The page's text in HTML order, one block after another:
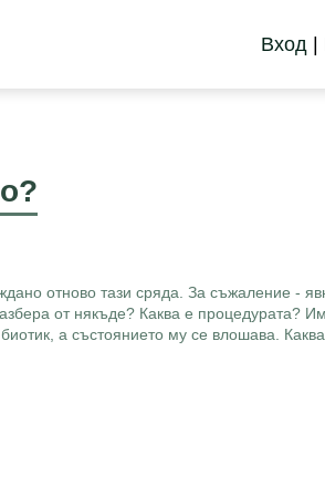
Вход |
отново тази сряда. За съжаление -
от някъде? Каква е процедурата?
а състоянието му се влошава.